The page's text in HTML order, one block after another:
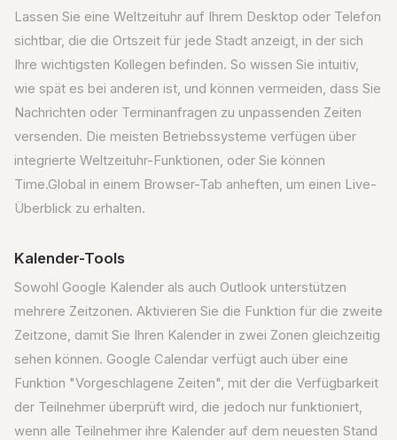
Lassen Sie eine Weltzeituhr auf Ihrem Desktop oder Telefon
sichtbar, die die Ortszeit für jede Stadt anzeigt, in der sich
Ihre wichtigsten Kollegen befinden. So wissen Sie intuitiv,
wie spät es bei anderen ist, und können vermeiden, dass Sie
Nachrichten oder Terminanfragen zu unpassenden Zeiten
versenden. Die meisten Betriebssysteme verfügen über
integrierte Weltzeituhr-Funktionen, oder Sie können
Time.Global in einem Browser-Tab anheften, um einen Live-
Überblick zu erhalten.
Kalender-Tools
Sowohl Google Kalender als auch Outlook unterstützen
mehrere Zeitzonen. Aktivieren Sie die Funktion für die zweite
Zeitzone, damit Sie Ihren Kalender in zwei Zonen gleichzeitig
sehen können. Google Calendar verfügt auch über eine
Funktion "Vorgeschlagene Zeiten", mit der die Verfügbarkeit
der Teilnehmer überprüft wird, die jedoch nur funktioniert,
wenn alle Teilnehmer ihre Kalender auf dem neuesten Stand